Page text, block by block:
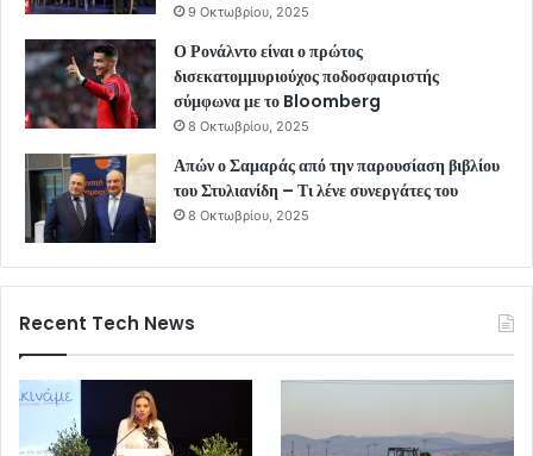
9 Οκτωβρίου, 2025
Ο Ρονάλντο είναι ο πρώτος
δισεκατομμυριούχος ποδοσφαιριστής
σύμφωνα με το Bloomberg
8 Οκτωβρίου, 2025
Απών ο Σαμαράς από την παρουσίαση βιβλίου
του Στυλιανίδη – Τι λένε συνεργάτες του
8 Οκτωβρίου, 2025
Recent Tech News